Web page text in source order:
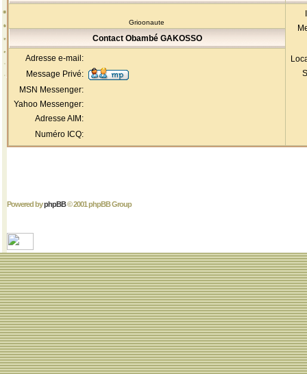
Grioonaute
Contact Obambé GAKOSSO
Adresse e-mail:
Message Privé:
MSN Messenger:
Yahoo Messenger:
Adresse AIM:
Numéro ICQ:
Powered byphpBB© 2001 phpBB Group